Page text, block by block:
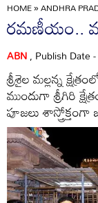
HOME»ANDHRA
రమణీయం..
ABN, Publish Date
శ్రీశైల మల్లన్న
ముందుగా శ్రీగిరి
పూజలు